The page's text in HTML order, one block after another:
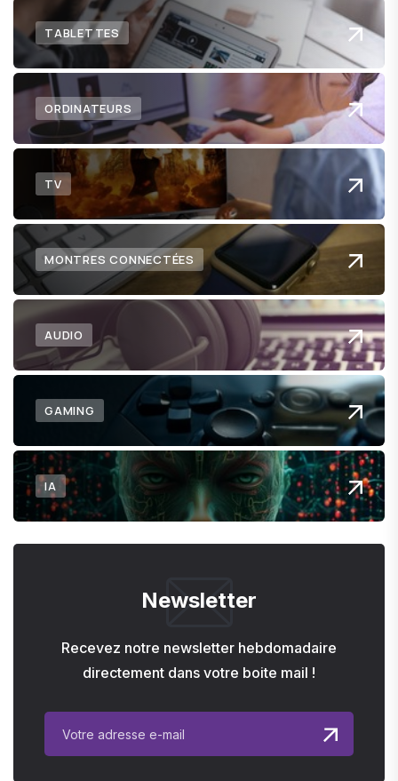
TABLETTES
ORDINATEURS
TV
MONTRES CONNECTÉES
AUDIO
GAMING
IA
Newsletter
Recevez notre newsletter hebdomadaire
directement dans votre boite mail !